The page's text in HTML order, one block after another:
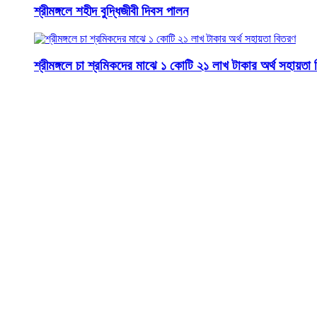
শ্রীমঙ্গলে শহীদ বুদ্ধিজীবী দিবস পালন
শ্রীমঙ্গলে চা শ্রমিকদের মাঝে ১ কোটি ২১ লাখ টাকার অর্থ সহায়তা